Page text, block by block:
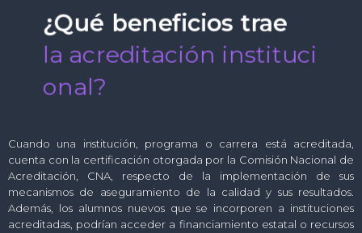
¿Qué beneficios trae
nsti
tuci
onal?
Cuando una institución, programa o carrera está acreditada,
cuenta con la certificación otorgada por la Comisión Nacional de
Acreditación, CNA, respecto de la implementación de sus
mecanismos de aseguramiento de la calidad y sus resultados.
Además, los alumnos nuevos que se incorporen a instituciones
acreditadas, podrían acceder a financiamiento estatal o recursos